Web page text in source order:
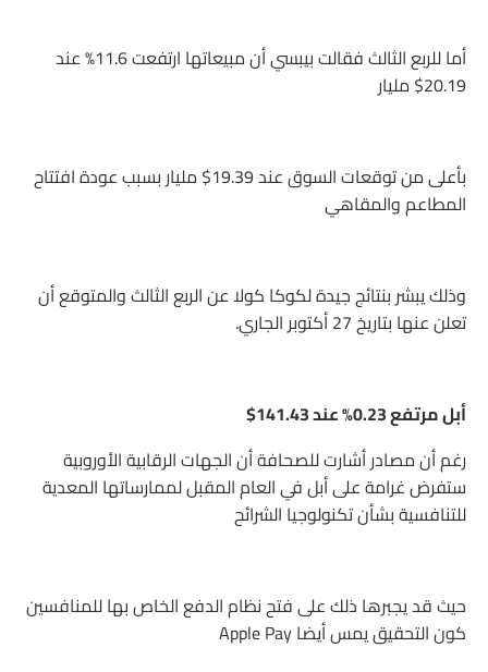
أما للربع الثالث فقالت بيبسي أن مبيعاتها ارتفعت 11.6% عند
20.19$ مليار
بأعلى من توقعات السوق عند 19.39$ مليار بسبب عودة افتتاح
المطاعم والمقاهي
وذلك يبشر بنتائج جيدة لكوكا كولا عن الربع الثالث والمتوقع أن
تعلن عنها بتاريخ 27 أكتوبر الجاري.
أبل مرتفع 0.23% عند 141.43$
رغم أن مصادر أشارت للصحافة أن الجهات الرقابية الأوروبية
ستفرض غرامة على أبل في العام المقبل لممارساتها المعدية
للتنافسية بشأن تكنولوجيا الشرائح
حيث قد يجبرها ذلك على فتح نظام الدفع الخاص بها للمنافسين
كون التحقيق يمس أيضا Apple Pay